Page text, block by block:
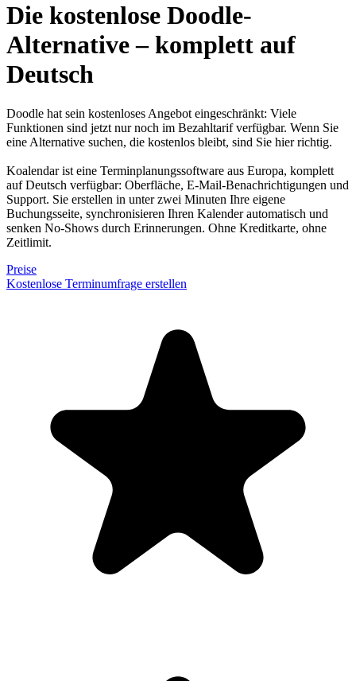
Die kostenlose Doodle-
Alternative– komplett auf
Deutsch
Doodle hat sein kostenloses Angebot eingeschränkt: Viele
Funktionen sind jetzt nur noch im Bezahltarif verfügbar. Wenn Sie
eine Alternative suchen, die kostenlos bleibt, sind Sie hier richtig.
Koalendar ist eine Terminplanungssoftware aus Europa, komplett
auf Deutsch verfügbar: Oberfläche, E-Mail-Benachrichtigungen und
Support. Sie erstellen in unter zwei Minuten Ihre eigene
Buchungsseite, synchronisieren Ihren Kalender automatisch und
senken No-Shows durch Erinnerungen. Ohne Kreditkarte, ohne
Zeitlimit.
Preise
Kostenlose Terminumfrage erstellen